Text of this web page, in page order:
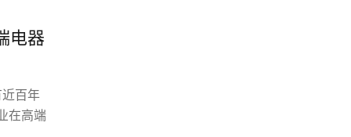
电器
百年
在高端